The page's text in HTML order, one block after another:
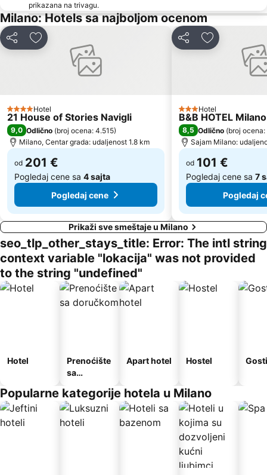
Lotto - Fieramilanocity Metro Station
Nogometni stadion Đuzepe Meaca
Case Nuove
Silvio Berlusconi Milan Malpensa Airport
prikazana na trivagu.
Milano: Hotels sa najboljom ocenom
Deli Dodati u favorite
4 Zvezdice
Hotel
21 House of Stories Navigli
9,0 Odlično (broj ocena: 4.515)
Milano, Centar grada: udaljenost 1.8 km
od 201 €
Pogledaj cene sa 4 sajta
Pogledaj cene
Deli Dodati u
3 Zvezdice
Hotel
B&B HOTEL
8,5 Odlično (broj ocena:
Sajam Milano:
od 101 €
Pogledaj cene sa 7
Pogledaj
Prikaži sve smeštaje u Milano
seo_tlp_other_stays_title: Error: The intl string
context variable "lokacija" was not provided
to the string "undefined"
Hotel
Prenoćište
sa
Apart hotel Hostel
Popularne kategorije hotela u Milano